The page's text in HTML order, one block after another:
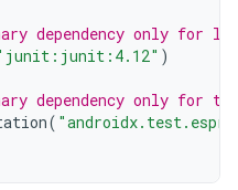
dependency only for
)
dependency only for
(